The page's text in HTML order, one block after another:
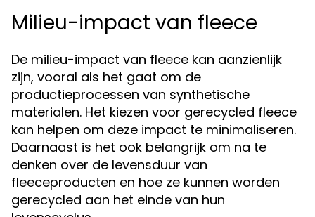
Milieu-impact van fleece
De milieu-impact van fleece kan aanzienlijk
zijn, vooral als het gaat om de
productieprocessen van synthetische
materialen. Het kiezen voor gerecycled fleece
kan helpen om deze impact te minimaliseren.
Daarnaast is het ook belangrijk om na te
denken over de levensduur van
fleeceproducten en hoe ze kunnen worden
gerecycled aan het einde van hun